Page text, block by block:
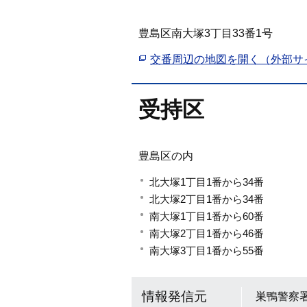
豊島区南大塚3丁目33番1号
交番周辺の地図を開く（外部サ
受持区
豊島区の内
北大塚1丁目1番から34番
北大塚2丁目1番から34番
南大塚1丁目1番から60番
南大塚2丁目1番から46番
南大塚3丁目1番から55番
情報発信元 巣鴨警察